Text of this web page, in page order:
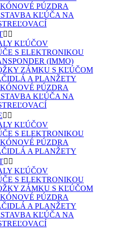
PÚZDRA
KĽÚČA NA
 
KĽÚČOV
S ELEKTRONIKOU
(IMMO)
ZÁMKU S KĽÚČOM
A PLANŽETY
PÚZDRA
KĽÚČA NA
 
KĽÚČOV
S ELEKTRONIKOU
PÚZDRA
A PLANŽETY
 
KĽÚČOV
S ELEKTRONIKOU
ZÁMKU S KĽÚČOM
PÚZDRA
A PLANŽETY
KĽÚČA NA